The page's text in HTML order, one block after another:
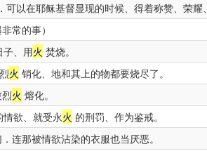
可以在耶稣基督显现的时候、得着称赞、荣耀
常的事）
子、用火 焚烧。
火 销化、地和其上的物都要烧尽了。
火 熔化。
欲、就受永火 的刑罚、作为鉴戒。
连那被情欲沾染的衣服也当厌恶。